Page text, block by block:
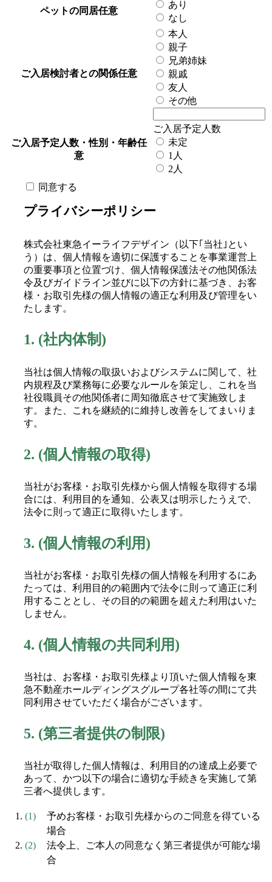
ペットの同居任意
あり
なし
ご入居検討者との関係任意
本人
親子
兄弟姉妹
親戚
友人
その他
ご入居予定人数・性別・年齢任
意
ご入居予定人数
未定
1人
2人
同意する
プライバシーポリシー
株式会社東急イーライフデザイン（以下｢当社｣とい
う）は、個人情報を適切に保護することを事業運営上
の重要事項と位置づけ、個人情報保護法その他関係法
令及びガイドライン並びに以下の方針に基づき、お客
様・お取引先様の個人情報の適正な利用及び管理をい
たします。
1. (社内体制)
当社は個人情報の取扱いおよびシステムに関して、社
内規程及び業務毎に必要なルールを策定し、これを当
社役職員その他関係者に周知徹底させて実施致しま
す。また、これを継続的に維持し改善をしてまいりま
す。
2. (個人情報の取得)
当社がお客様・お取引先様から個人情報を取得する場
合には、利用目的を通知、公表又は明示したうえで、
法令に則って適正に取得いたします。
3. (個人情報の利用)
当社がお客様・お取引先様の個人情報を利用するにあ
たっては、利用目的の範囲内で法令に則って適正に利
用することとし、その目的の範囲を超えた利用はいた
しません。
4. (個人情報の共同利用)
当社は、お客様・お取引先様より頂いた個人情報を東
急不動産ホールディングスグループ各社等の間にて共
同利用させていただく場合がございます。
5. (第三者提供の制限)
当社が取得した個人情報は、利用目的の達成上必要で
あって、かつ以下の場合に適切な手続きを実施して第
三者へ提供します。
予めお客様・お取引先様からのご同意を得ている
場合
法令上、ご本人の同意なく第三者提供が可能な場
合